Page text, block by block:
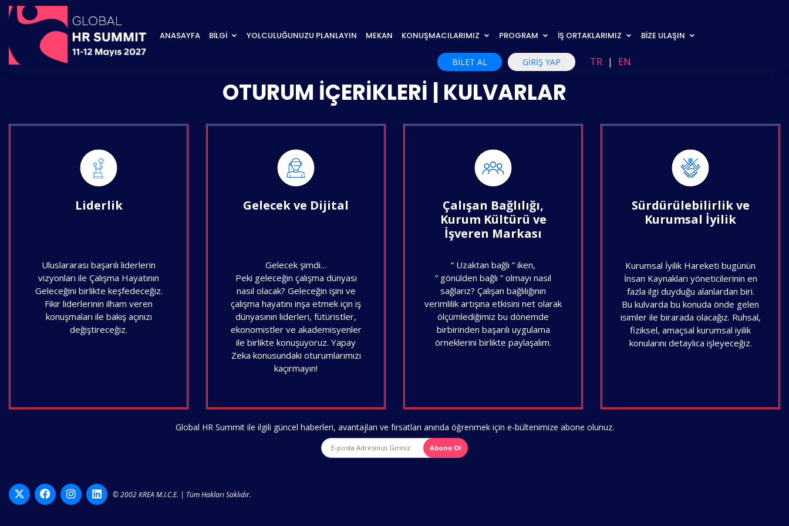
ANASAYFA BİLGİ YOLCULUĞUNUZU PLANLAYIN MEKAN KONUŞMACILARIMIZ PROGRAM İŞ ORTAKLARIMIZ BİZE ULAŞIN
BİLET AL GİRİŞ YAP TR | EN
OTURUM İÇERİKLERİ | KULVARLAR
Liderlik
Uluslararası başarılı liderlerin
vizyonları ile Çalışma Hayatının
Geleceğini birlikte keşfedeceğiz.
Fikir liderlerinin ilham veren
konuşmaları ile bakış açınızı
değiştireceğiz.
Gelecek ve Dijital
Gelecek şimdi…
Peki geleceğin çalışma dünyası
nasıl olacak? Geleceğin işini ve
çalışma hayatını inşa etmek için iş
dünyasının liderleri, fütüristler,
ekonomistler ve akademisyenler
ile birlikte konuşuyoruz. Yapay
Zeka konusundaki oturumlarımızı
kaçırmayın!
Çalışan Bağlılığı,
Kurum Kültürü ve
İşveren Markası
“ Uzaktan bağlı ” iken,
“ gönülden bağlı ” olmayı nasıl
sağlarız? Çalışan bağlılığının
verimlilik artışına etkisini net olarak
ölçümlediğimiz bu dönemde
birbirinden başarılı uygulama
örneklerini birlikte paylaşalım.
Sürdürülebilirlik ve
Kurumsal İyilik
Kurumsal İyilik Hareketi bugünün
İnsan Kaynakları yöneticilerinin en
fazla ilgi duyduğu alanlardan biri.
Bu kulvarda bu konuda önde gelen
isimler ile birarada olacağız. Ruhsal,
fiziksel, amaçsal kurumsal iyilik
konularını detaylıca işleyeceğiz.
Global HR Summit ile ilgili güncel haberleri, avantajları ve fırsatları anında öğrenmek için e-bültenimize abone olunuz.
Abone Ol
© 2002 KREA M.I.C.E. | Tüm Hakları Saklıdır.